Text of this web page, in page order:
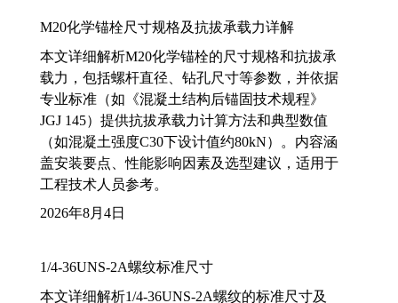
M20化学锚栓尺寸规格及抗拔承载力详解
本文详细解析M20化学锚栓的尺寸规格和抗拔承
载力，包括螺杆直径、钻孔尺寸等参数，并依据
专业标准（如《混凝土结构后锚固技术规程》
JGJ 145）提供抗拔承载力计算方法和典型数值
（如混凝土强度C30下设计值约80kN）。内容涵
盖安装要点、性能影响因素及选型建议，适用于
工程技术人员参考。
2026年8月4日
1/4-36UNS-2A螺纹标准尺寸
本文详细解析1/4-36UNS-2A螺纹的标准尺寸及